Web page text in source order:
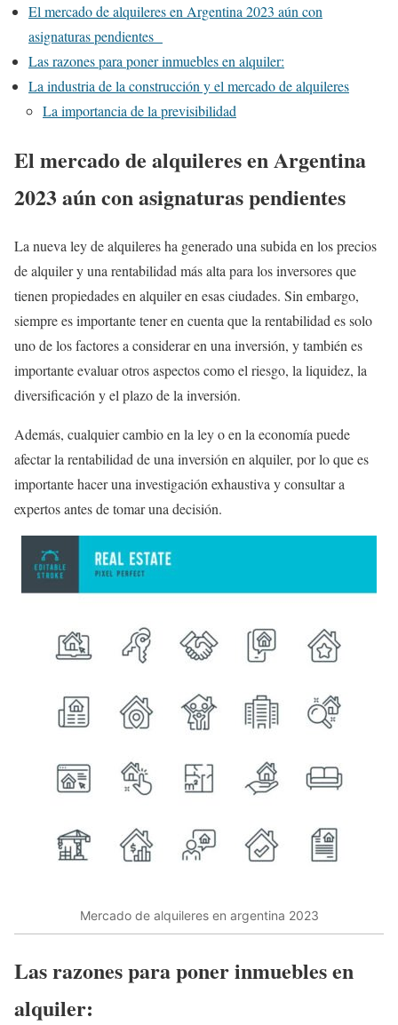
El mercado de alquileres en Argentina 2023 aún con
asignaturas pendientes
Las razones para poner inmuebles en alquiler:
La industria de la construcción y el mercado de alquileres
La importancia de la previsibilidad
El mercado de alquileres en Argentina
2023 aún con asignaturas pendientes
La nueva ley de alquileres ha generado una subida en los precios
de alquiler y una rentabilidad más alta para los inversores que
tienen propiedades en alquiler en esas ciudades. Sin embargo,
siempre es importante tener en cuenta que la rentabilidad es solo
uno de los factores a considerar en una inversión, y también es
importante evaluar otros aspectos como el riesgo, la liquidez, la
diversificación y el plazo de la inversión.
Además, cualquier cambio en la ley o en la economía puede
afectar la rentabilidad de una inversión en alquiler, por lo que es
importante hacer una investigación exhaustiva y consultar a
expertos antes de tomar una decisión.
Mercado de alquileres en argentina 2023
Las razones para poner inmuebles en
alquiler: